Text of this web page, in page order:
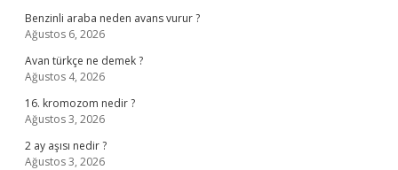
Benzinli araba neden avans vurur ?
Ağustos 6, 2026
Avan türkçe ne demek ?
Ağustos 4, 2026
16. kromozom nedir ?
Ağustos 3, 2026
2 ay aşısı nedir ?
Ağustos 3, 2026